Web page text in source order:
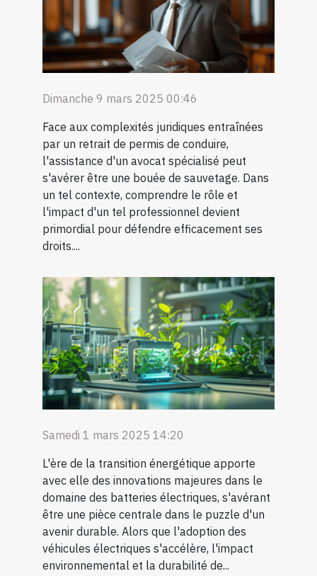
Dimanche 9 mars 2025 00:46
Face aux complexités juridiques entraînées
par un retrait de permis de conduire,
l'assistance d'un avocat spécialisé peut
s'avérer être une bouée de sauvetage. Dans
un tel contexte, comprendre le rôle et
l'impact d'un tel professionnel devient
primordial pour défendre efficacement ses
droits....
Samedi 1 mars 2025 14:20
L'ère de la transition énergétique apporte
avec elle des innovations majeures dans le
domaine des batteries électriques, s'avérant
être une pièce centrale dans le puzzle d'un
avenir durable. Alors que l'adoption des
véhicules électriques s'accélère, l'impact
environnemental et la durabilité de...